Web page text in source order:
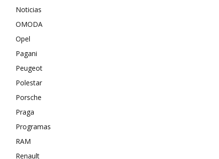
Noticias
OMODA
Opel
Pagani
Peugeot
Polestar
Porsche
Praga
Programas
RAM
Renault